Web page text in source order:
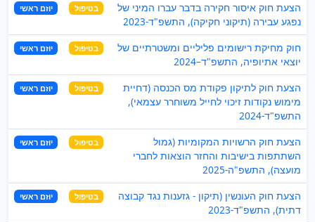
הצעת חוק איסור חקירה בדבר עברו המיני של
נפגע עבירה (תיקוני חקיקה), התשפ"ד-2023
בטיפול יוזם ראשי
חוק מחיקת רישומים פליליים ומשטרתיים של
יוצאי אתיופיה, התשפ"ד–2024
בטיפול יוזם ראשי
הצעת חוק לתיקון פקודת מס הכנסה (דחיית
מימוש נקודות זיכוי לחייל משוחרר עצמאי),
התשפ"ד-2024
בטיפול יוזם ראשי
הצעת חוק הרשויות המקומיות (גמול
השתתפות בישיבות והחזר הוצאות לחברי
מועצה), התשפ"ה-2025
בטיפול יוזם ראשי
הצעת חוק העונשין (תיקון - גזענות נגד קבוצה
דתית), התשפ"ד-2023
בטיפול יוזם ראשי